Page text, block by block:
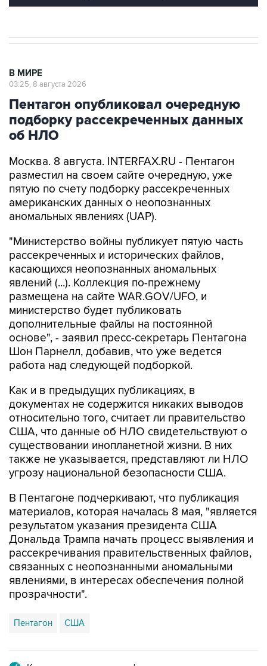
В МИРЕ
03:25, 8 августа 2026
Пентагон опубликовал очередную
подборку рассекреченных данных
об НЛО
Москва. 8 августа. INTERFAX.RU - Пентагон
разместил на своем сайте очередную, уже
пятую по счету подборку рассекреченных
американских данных о неопознанных
аномальных явлениях (UAP).
"Министерство войны публикует пятую часть
рассекреченных и исторических файлов,
касающихся неопознанных аномальных
явлений (...). Коллекция по-прежнему
размещена на сайте WAR.GOV/UFO, и
министерство будет публиковать
дополнительные файлы на постоянной
основе", - заявил пресс-секретарь Пентагона
Шон Парнелл, добавив, что уже ведется
работа над следующей подборкой.
Как и в предыдущих публикациях, в
документах не содержится никаких выводов
относительно того, считает ли правительство
США, что данные об НЛО свидетельствуют о
существовании инопланетной жизни. В них
также не указывается, представляют ли НЛО
угрозу национальной безопасности США.
В Пентагоне подчеркивают, что публикация
материалов, которая началась 8 мая, "является
результатом указания президента США
Дональда Трампа начать процесс выявления и
рассекречивания правительственных файлов,
связанных с неопознанными аномальными
явлениями, в интересах обеспечения полной
прозрачности".
Пентагон США